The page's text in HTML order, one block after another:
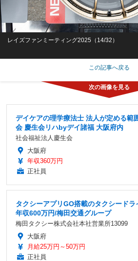
レイズファンミーティング2025（14/32）
この記事へ戻る
デイケアの理学療法士 法人が定める範
会 慶生会リハbyデイ諸福 大阪府内
社会福祉法人慶生会
大阪府
年収360万円
正社員
タクシーアプリGO搭載のタクシード
年収600万円/梅田交通グループ
梅田タクシー株式会社本社営業所13099
大阪府
月給25万円～50万円
正社員